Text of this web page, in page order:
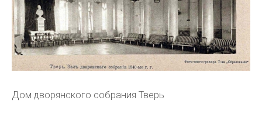
Дом дворянского собрания Тверь